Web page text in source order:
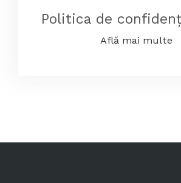
Politica de
Află mai multe